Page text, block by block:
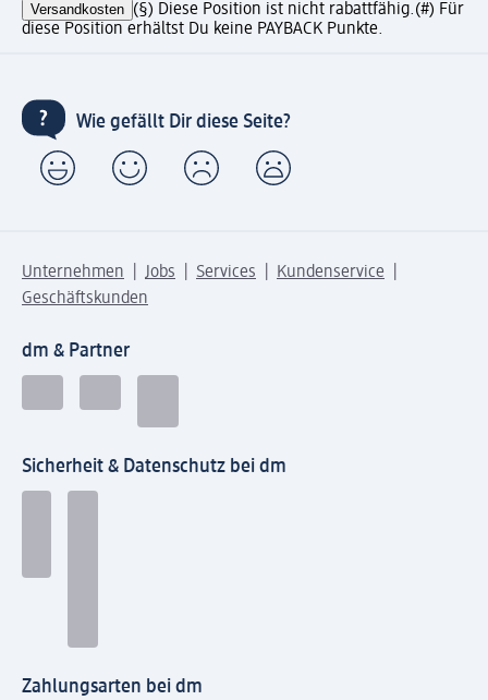
Versandkosten (§) Diese Position ist nicht rabattfähig.(#) Für
diese Position erhältst Du keine PAYBACK Punkte.
Wie gefällt Dir diese Seite?
Unternehmen Jobs Services
Kundenservice
Geschäftskunden
dm & Partner
Sicherheit & Datenschutz bei dm
Zahlungsarten bei dm